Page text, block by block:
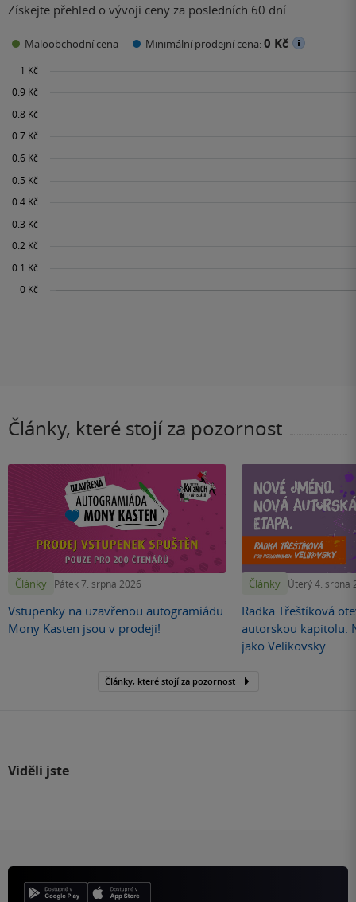
Získejte přehled o vývoji ceny za posledních 60 dní.
Maloobchodní cena Minimální prodejní cena:0 Kč
Články, které stojí za pozornost
Články Pátek 7. srpna 2026
Vstupenky na uzavřenou autogramiádu
Mony Kasten jsou v prodeji!
Články Úterý 4. srpna
Radka Třeštíková
autorskou kapitolu.
jako Velikovsky
Články, které stojí za pozornost
Viděli jste